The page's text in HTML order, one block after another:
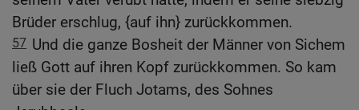
Brüder erschlug, {auf ihn} zurückkommen.
57 Und die ganze Bosheit der Männer von Sichem
ließ Gott auf ihren Kopf zurückkommen. So kam
über sie der Fluch Jotams, des Sohnes